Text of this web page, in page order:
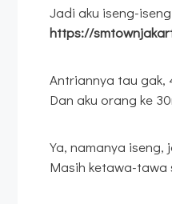
Jadi aku iseng-
https://
Antriannya tau gak,
Dan aku orang ke
Ya, namanya iseng,
Masih ketawa-tawa